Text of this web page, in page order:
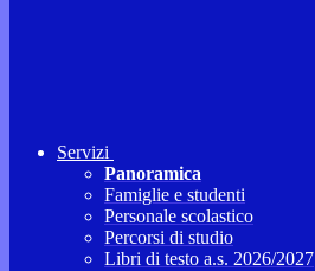
Servizi
Panoramica
Famiglie e studenti
Personale scolastico
Percorsi di studio
Libri di testo a.s. 2026/2027